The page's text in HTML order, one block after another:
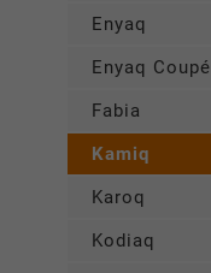
Enyaq
Enyaq Coupé
Fabia
Kamiq
Karoq
Kodiaq